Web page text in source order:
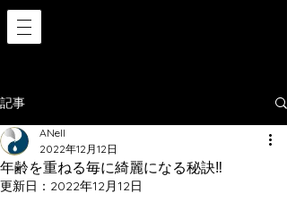
記事
年齢を重ねる毎に綺麗になる秘訣‼️
ANell
2022年12月12日
更新日： 2022年12月12日